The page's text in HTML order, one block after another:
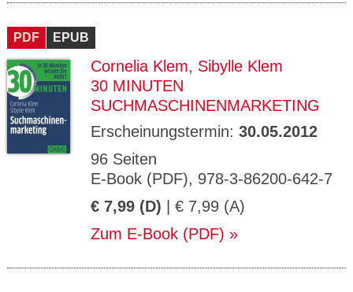
PDF EPUB
Cornelia Klem, Sibylle Klem
30 MINUTEN
SUCHMASCHINENMARKETING
Erscheinungstermin: 30.05.2012
96 Seiten
E-Book (PDF), 978-3-86200-642-7
€ 7,99 (D) | € 7,99 (A)
Zum E-Book (PDF)